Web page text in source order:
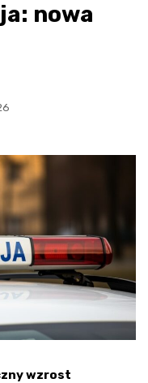
nowa
wzrost